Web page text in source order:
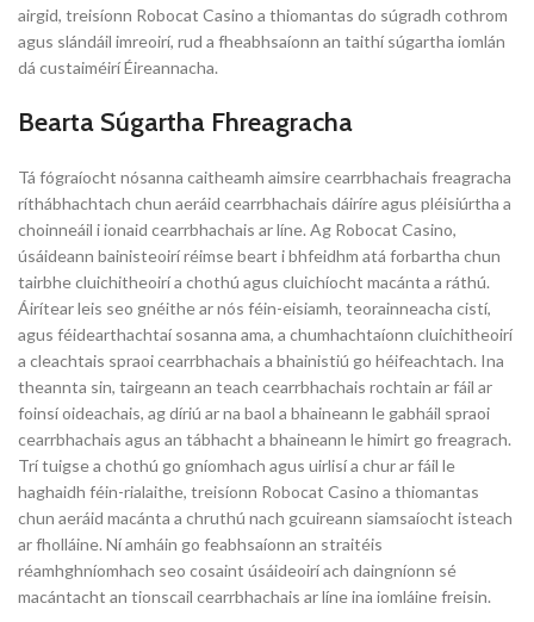
airgid, treisíonn Robocat Casino a thiomantas do súgradh cothrom
agus slándáil imreoirí, rud a fheabhsaíonn an taithí súgartha iomlán
dá custaiméirí Éireannacha.
Bearta Súgartha Fhreagracha
Tá fógraíocht nósanna caitheamh aimsire cearrbhachais freagracha
ríthábhachtach chun aeráid cearrbhachais dáiríre agus pléisiúrtha a
choinneáil i ionaid cearrbhachais ar líne. Ag Robocat Casino,
úsáideann bainisteoirí réimse beart i bhfeidhm atá forbartha chun
tairbhe cluichitheoirí a chothú agus cluichíocht macánta a ráthú.
Áirítear leis seo gnéithe ar nós féin-eisiamh, teorainneacha cistí,
agus féidearthachtaí sosanna ama, a chumhachtaíonn cluichitheoirí
a cleachtais spraoi cearrbhachais a bhainistiú go héifeachtach. Ina
theannta sin, tairgeann an teach cearrbhachais rochtain ar fáil ar
foinsí oideachais, ag díriú ar na baol a bhaineann le gabháil spraoi
cearrbhachais agus an tábhacht a bhaineann le himirt go freagrach.
Trí tuigse a chothú go gníomhach agus uirlisí a chur ar fáil le
haghaidh féin-rialaithe, treisíonn Robocat Casino a thiomantas
chun aeráid macánta a chruthú nach gcuireann siamsaíocht isteach
ar fholláine. Ní amháin go feabhsaíonn an straitéis
réamhghníomhach seo cosaint úsáideoirí ach daingníonn sé
macántacht an tionscail cearrbhachais ar líne ina iomláine freisin.